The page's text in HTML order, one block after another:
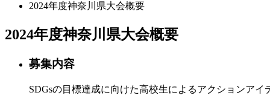
2024年度神奈川県大会概要
2024年度神奈川県大会概要
募集内容
SDGsの目標達成に向けた高校生によるアクションアイ